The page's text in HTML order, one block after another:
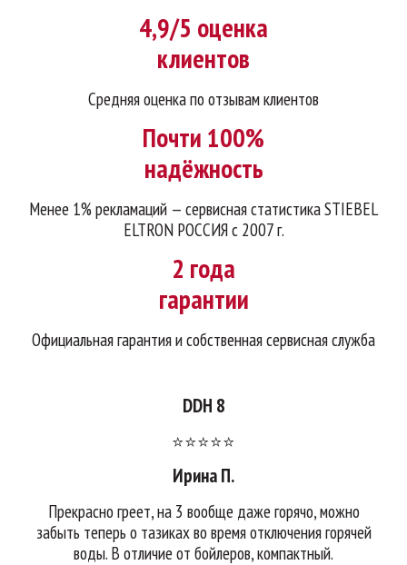
4,9/5 оценка
клиентов
Средняя оценка по отзывам клиентов
Почти 100%
надёжность
Менее 1% рекламаций — сервисная статистика STIEBEL
ELTRON РОССИЯ с 2007 г.
2 года
гарантии
Официальная гарантия и собственная сервисная служба
DDH 8
⭐⭐⭐⭐⭐
Ирина П.
Прекрасно греет, на 3 вообще даже горячо, можно
забыть теперь о тазиках во время отключения горячей
воды. В отличие от бойлеров, компактный.